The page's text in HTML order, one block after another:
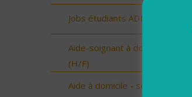
Jobs étudiants ADMR 35 (H/F)
Aide-soignant à domicile -
(H/F)
Aide à domicile - secteur